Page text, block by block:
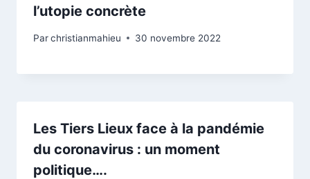
l’utopie concrète
Parchristianmahieu 30 novembre 2022
Les Tiers Lieux face à la pandémie
du coronavirus : un moment
politique….